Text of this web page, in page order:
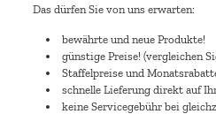
Das dürfen Sie von uns erwarten:
bewährte und neue Produkte!
günstige Preise! (vergleichen
Staffelpreise und
schnelle Lieferung direkt auf
keine Servicegebühr bei